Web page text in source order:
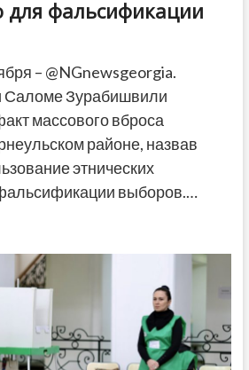
фальсификации
– @NGnewsgeorgia.
Саломе Зурабишвили
массового вброса
районе, назвав
этнических
выборов.…